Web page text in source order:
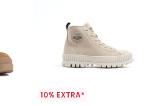
10% EXTRA*